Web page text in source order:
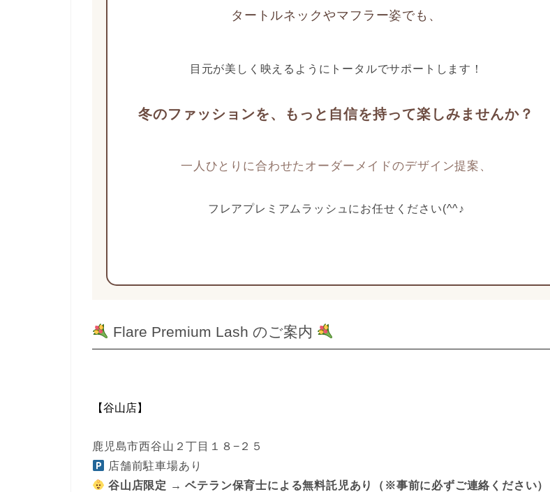
タートルネックやマフラー姿でも、
目元が美しく映えるようにトータルでサポートします！
冬のファッションを、もっと自信を持って楽しみませんか？
一人ひとりに合わせたオーダーメイドのデザイン提案、
フレアプレミアムラッシュにお任せください(^^♪
Flare Premium Lash のご案内
【谷山店】
鹿児島市西谷山２丁目１８−２５
店舗前駐車場あり
谷山店限定 → ベテラン保育士による無料託児あり（※事前に必ずご連絡ください）